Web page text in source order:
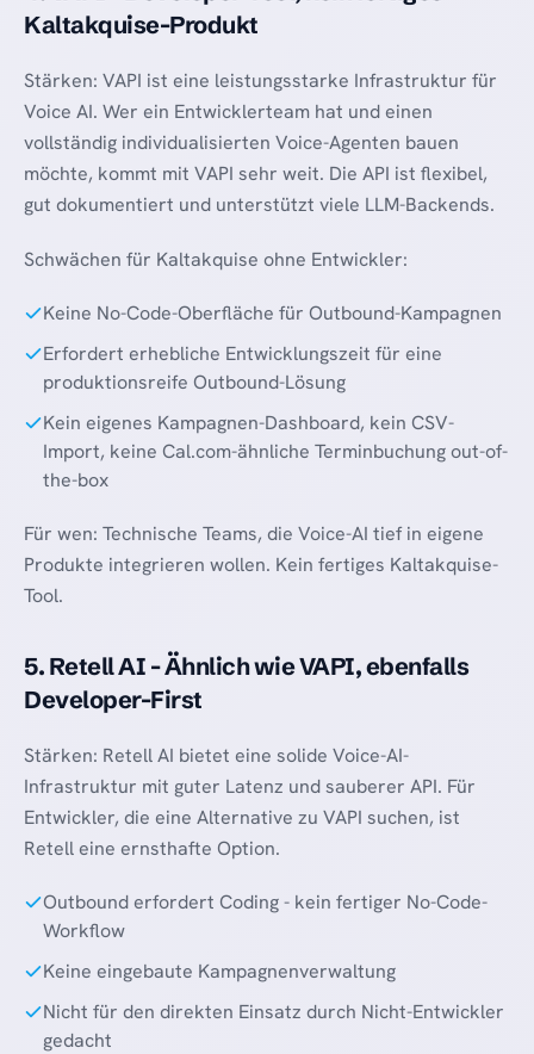
Kaltakquise-Produkt
Stärken: VAPI ist eine leistungsstarke Infrastruktur für
Voice AI. Wer ein Entwicklerteam hat und einen
vollständig individualisierten Voice-Agenten bauen
möchte, kommt mit VAPI sehr weit. Die API ist flexibel,
gut dokumentiert und unterstützt viele LLM-Backends.
Schwächen für Kaltakquise ohne Entwickler:
Keine No-Code-Oberfläche für Outbound-Kampagnen
Erfordert erhebliche Entwicklungszeit für eine
produktionsreife Outbound-Lösung
Kein eigenes Kampagnen-Dashboard, kein CSV-
Import, keine Cal.com-ähnliche Terminbuchung out-of-
the-box
Für wen: Technische Teams, die Voice-AI tief in eigene
Produkte integrieren wollen. Kein fertiges Kaltakquise-
Tool.
5. Retell AI - Ähnlich wie VAPI, ebenfalls
Developer-First
Stärken: Retell AI bietet eine solide Voice-AI-
Infrastruktur mit guter Latenz und sauberer API. Für
Entwickler, die eine Alternative zu VAPI suchen, ist
Retell eine ernsthafte Option.
Outbound erfordert Coding - kein fertiger No-Code-
Workflow
Keine eingebaute Kampagnenverwaltung
Nicht für den direkten Einsatz durch Nicht-Entwickler
gedacht